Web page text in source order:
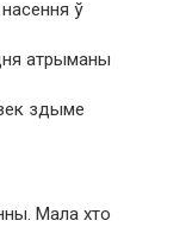
ў
атрыманы
здыме
Мала хто